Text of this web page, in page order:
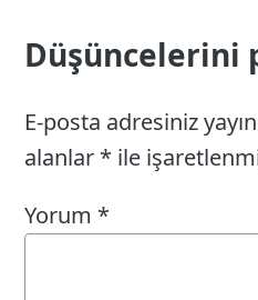
Düşüncelerini
E-posta adresiniz
alanlar * ile
Yorum *